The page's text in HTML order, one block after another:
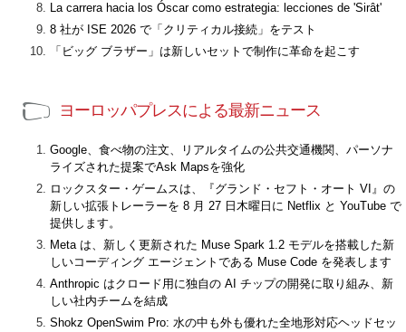
La carrera hacia los Óscar como estrategia: lecciones de 'Sirât'
8 社が ISE 2026 で「クリティカル接続」をテスト
「ビッグ ブラザー」は新しいセットで制作に革命を起こす
ヨーロッパプレスによる最新ニュース
Google、食べ物の注文、リアルタイムの公共交通機関、パーソナ
ライズされた提案でAsk Mapsを強化
ロックスター・ゲームスは、『グランド・セフト・オート VI』の
新しい拡張トレーラーを 8 月 27 日木曜日に Netflix と YouTube で
提供します。
Meta は、新しく更新された Muse Spark 1.2 モデルを搭載した新
しいコーディング エージェントである Muse Code を発表します
Anthropic はクロード用に独自の AI チップの開発に取り組み、新
しい社内チームを結成
Shokz OpenSwim Pro: 水の中も外も優れた全地形対応ヘッドセッ